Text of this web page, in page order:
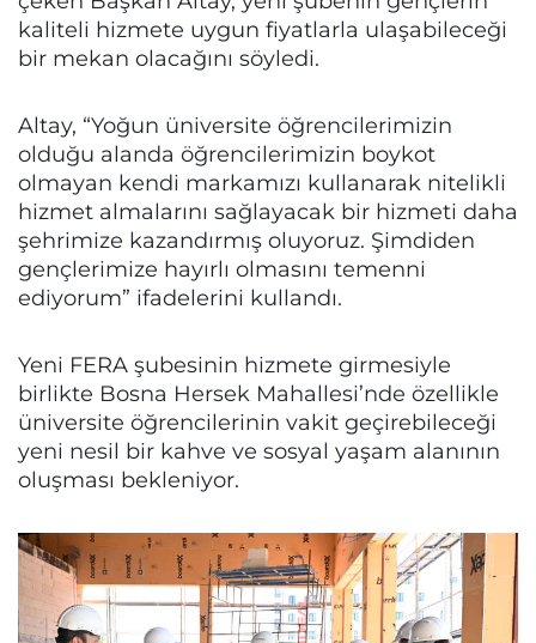
kaliteli hizmete uygun fiyatlarla ulaşabileceği
bir mekan olacağını söyledi.
Altay, “Yoğun üniversite öğrencilerimizin
olduğu alanda öğrencilerimizin boykot
olmayan kendi markamızı kullanarak nitelikli
hizmet almalarını sağlayacak bir hizmeti daha
şehrimize kazandırmış oluyoruz. Şimdiden
gençlerimize hayırlı olmasını temenni
ediyorum” ifadelerini kullandı.
Yeni FERA şubesinin hizmete girmesiyle
birlikte Bosna Hersek Mahallesi’nde özellikle
üniversite öğrencilerinin vakit geçirebileceği
yeni nesil bir kahve ve sosyal yaşam alanının
oluşması bekleniyor.